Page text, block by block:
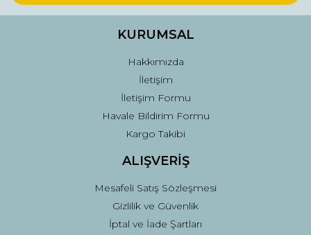
Ürün fiyatı diğer sitelerden daha pahalı.
Gönder
KURUMSAL
Hakkımızda
İletişim
İletişim Formu
Havale Bildirim Formu
Kargo Takibi
ALIŞVERİŞ
Mesafeli Satış Sözleşmesi
Gizlilik ve Güvenlik
İptal ve İade Şartları